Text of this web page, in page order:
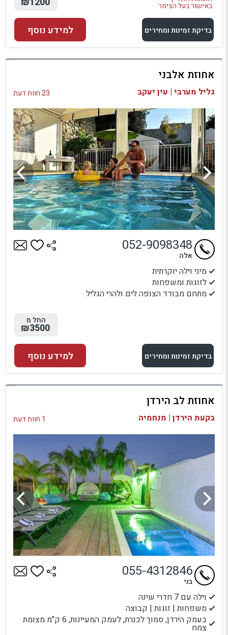
באישור בעל הצימר
בדיקת זמינות ומחירים
למתחם זה
בדיקת זמינות ומחירים
למידע נוסף
אחוזת אלבני
גליל מערבי | עין יעקב 23 חוות דעת
מיני וילה יוקרתית
לזוגות ומשפחות
מתחם מבודד הצופה לים ולהרי הגליל
052-9098348
אלה
החל מ
₪3500
בדיקת זמינות ומחירים
למתחם זה
בדיקת זמינות ומחירים
למידע נוסף
אחוזת לב הירדן
בקעת הירדן | מנחמיה 1 חוות דעת
וילה עם 7 חדרי שינה
משפחות | זוגות | קבוצה
בעמק הירדן, סמוך לכנרת, לעמק המעיינות, 6 ק"מ מצומת
צמח
055-4312846
בני